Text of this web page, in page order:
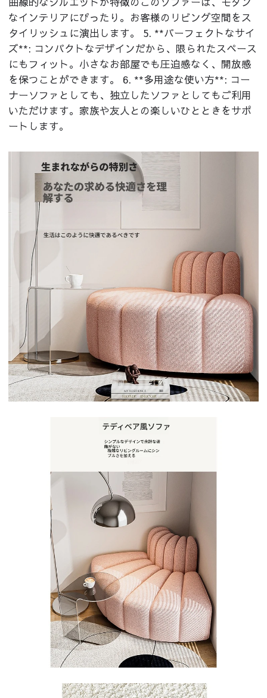
なインテリアにぴったり。お客様のリビング空間をス
タイリッシュに演出します。 5. **パーフェクトなサイ
ズ**: コンパクトなデザインだから、限られたスペース
にもフィット。小さなお部屋でも圧迫感なく、開放感
を保つことができます。 6. **多用途な使い方**: コー
ナーソファとしても、独立したソファとしてもご利用
いただけます。家族や友人との楽しいひとときをサポ
ートします。